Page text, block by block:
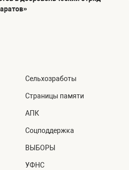
Сельхозработы
Страницы памяти
АПК
Соцподдержка
ВЫБОРЫ
УФНС